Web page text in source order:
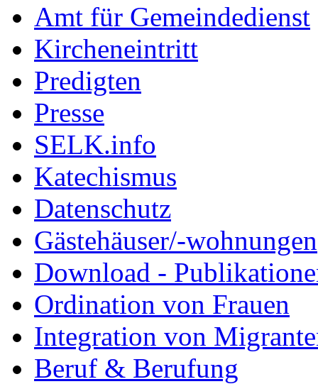
Amt für Gemeindedienst
Kircheneintritt
Predigten
Presse
SELK.info
Katechismus
Datenschutz
Gästehäuser/-wohnungen
Download -
Ordination von Frauen
Integration von
Beruf & Berufung